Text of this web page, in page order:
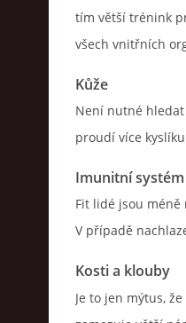
tím větší trénink
všech vnitřních
Kůže
Není nutné
proudí více
Imunitní systém
Fit lidé jsou
V případě
Kosti a klouby
Je to jen mýtus,